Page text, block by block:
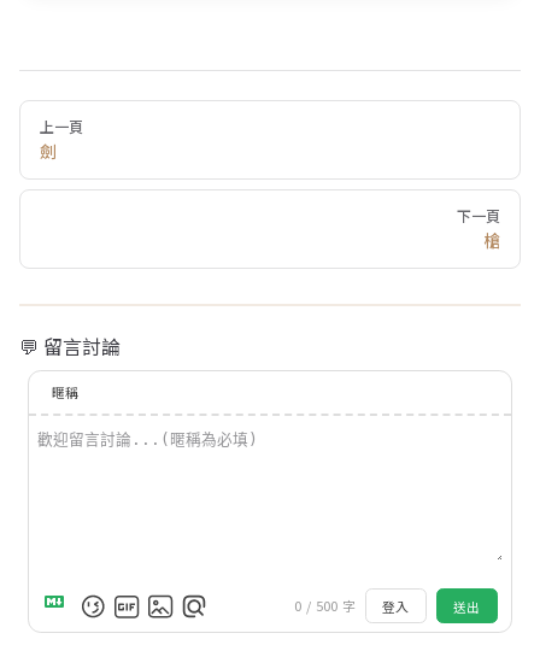
Pager上一頁
劍
下一頁
槍
💬 留言討論
暱稱
0 / 500字 登入 送出